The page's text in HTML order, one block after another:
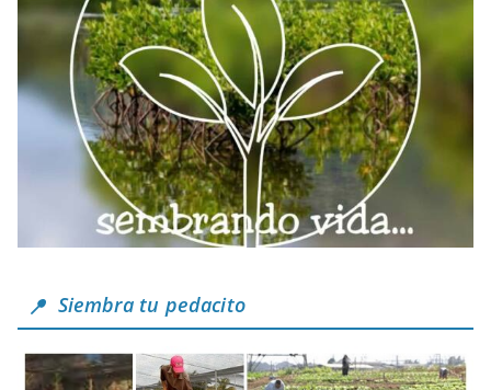
Siembra tu pedacito